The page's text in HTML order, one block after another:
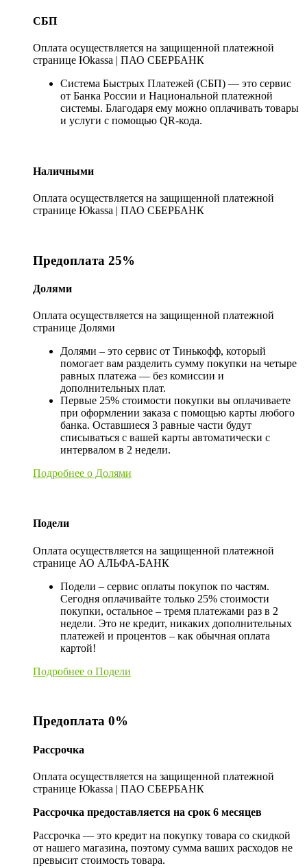
СБП
Оплата осуществляется на защищенной платежной
странице Юkassa | ПАО СБЕРБАНК
Система Быстрых Платежей (СБП) — это сервис
от Банка России и Национальной платежной
системы. Благодаря ему можно оплачивать товары
и услуги с помощью QR-кода.
Наличными
Оплата осуществляется на защищенной платежной
странице Юkassa | ПАО СБЕРБАНК
Предоплата 25%
Долями
Оплата осуществляется на защищенной платежной
странице Долями
Долями – это сервис от Тинькофф, который
помогает вам разделить сумму покупки на четыре
равных платежа — без комиссии и
дополнительных плат.
Первые 25% стоимости покупки вы оплачиваете
при оформлении заказа с помощью карты любого
банка. Оставшиеся 3 равные части будут
списываться с вашей карты автоматически с
интервалом в 2 недели.
Подробнее о Долями
Подели
Оплата осуществляется на защищенной платежной
странице АО АЛЬФА-БАНК
Подели – сервис оплаты покупок по частям.
Сегодня оплачивайте только 25% стоимости
покупки, остальное – тремя платежами раз в 2
недели. Это не кредит, никаких дополнительных
платежей и процентов – как обычная оплата
картой!
Подробнее о Подели
Предоплата 0%
Рассрочка
Оплата осуществляется на защищенной платежной
странице Юkassa | ПАО СБЕРБАНК
Рассрочка предоставляется на срок 6 месяцев
Рассрочка — это кредит на покупку товара со скидкой
от нашего магазина, поэтому сумма ваших расходов не
превысит стоимость товара.